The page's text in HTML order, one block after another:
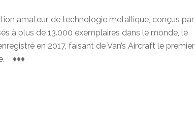
amateur, de technologie metallique, conçus par
à plus de 13.000 exemplaires dans le monde, le
en 2017, faisant de Van’s Aircraft le premier
♦♦♦